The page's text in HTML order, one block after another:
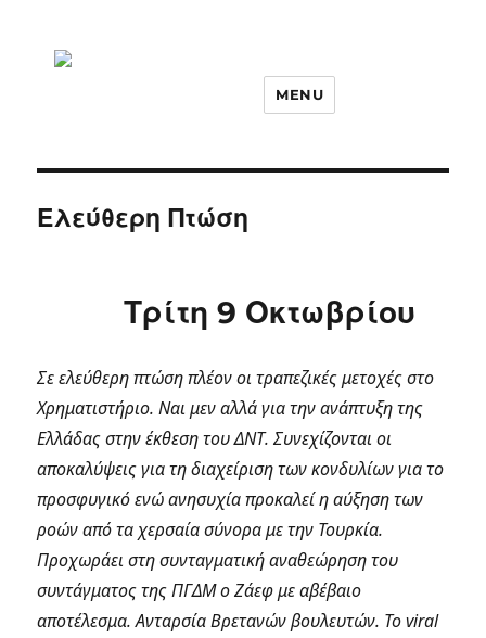
MENU
Ελεύθερη Πτώση
Τρίτη 9 Οκτωβρίου
Σε ελεύθερη πτώση πλέον οι τραπεζικές μετοχές στο
Χρηματιστήριο. Ναι μεν αλλά για την ανάπτυξη της
Ελλάδας στην έκθεση του ΔΝΤ. Συνεχίζονται οι
αποκαλύψεις για τη διαχείριση των κονδυλίων για το
προσφυγικό ενώ ανησυχία προκαλεί η αύξηση των
ροών από τα χερσαία σύνορα με την Τουρκία.
Προχωράει στη συνταγματική αναθεώρηση του
συντάγματος της ΠΓΔΜ ο Ζάεφ με αβέβαιο
αποτέλεσμα. Ανταρσία Βρετανών βουλευτών. Το viral